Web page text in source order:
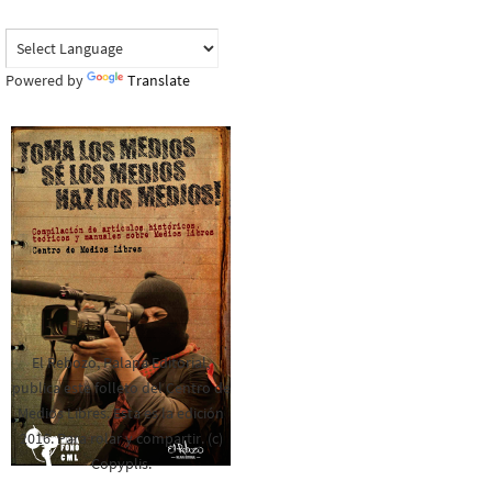
Powered by Translate
El Rebozo, Palapa Editorial,
publica este folleto del Centro de
Medios Libres. Esta es la edición
2016. Para rolar y compartir. (c)
Copyplis.